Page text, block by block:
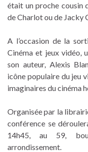
était un proche cousin
de Charlot ou de Jacky
A l’occasion de la
Cinéma et jeux vidéo,
son auteur, Alexis
icône populaire du jeu
imaginaires du cinéma
Organisée par la
conférence se
14h45, au 59,
arrondissement.